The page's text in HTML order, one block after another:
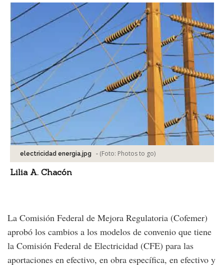
electricidad energia.jpg - (Foto: Photos to go)
Lilia A. Chacón
La Comisión Federal de Mejora Regulatoria (Cofemer)
aprobó los cambios a los modelos de convenio que tiene
la Comisión Federal de Electricidad (CFE) para las
aportaciones en efectivo, en obra específica, en efectivo y